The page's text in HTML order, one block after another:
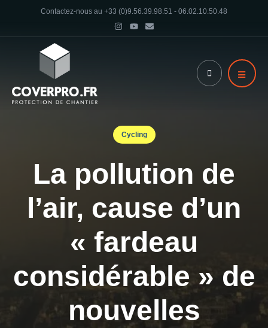
Contactez-nous au +33 (0)9.56.39.98.51 - 06.02.10.50.48
Cycling
La pollution de
l’air, cause d’un
« fardeau
considérable » de
nouvelles